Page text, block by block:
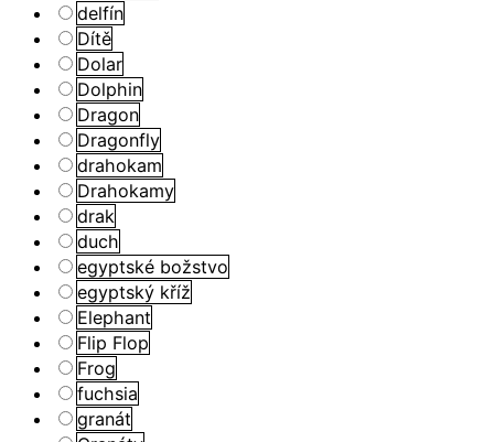
delfín
Dítě
Dolar
Dolphin
Dragon
Dragonfly
drahokam
Drahokamy
drak
duch
egyptské božstvo
egyptský kříž
Elephant
Flip Flop
Frog
fuchsia
granát